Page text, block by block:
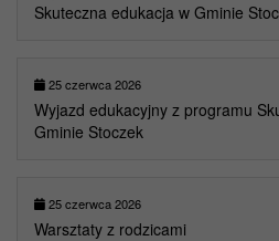
Skuteczna edukacja w Gminie
25 czerwca 2026
Wyjazd edukacyjny z programu
Gminie Stoczek
25 czerwca 2026
Warsztaty z rodzicami